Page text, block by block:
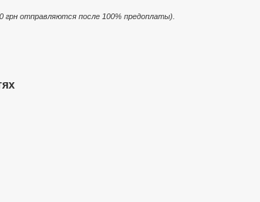
отправляются после 100% предоплаты).